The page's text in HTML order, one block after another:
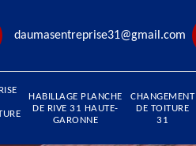
daumasentreprise31@gmail.com
HABILLAGE PLANCHE
DE RIVE 31 HAUTE-
GARONNE
CHANGEMENT
DE TOITURE
31